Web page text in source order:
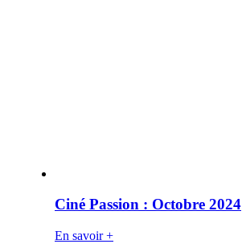
Ciné Passion : Octobre 2024
En savoir +